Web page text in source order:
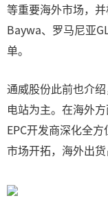
等重要海外市场，
Baywa、罗马尼亚
单。
通威股份此前也介
电站为主。在海外
EPC开发商深化全
市场开拓，海外出货